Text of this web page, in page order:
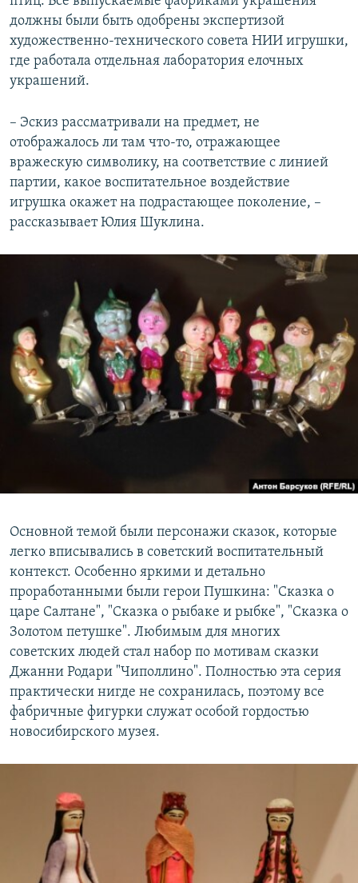
должны были быть одобрены экспертизой
художественно-технического совета НИИ игрушки,
где работала отдельная лаборатория елочных
украшений.
– Эскиз рассматривали на предмет, не
отображалось ли там что-то, отражающее
вражескую символику, на соответствие с линией
партии, какое воспитательное воздействие
игрушка окажет на подрастающее поколение, –
рассказывает Юлия Шуклина.
Основной темой были персонажи сказок, которые
легко вписывались в советский воспитательный
контекст. Особенно яркими и детально
проработанными были герои Пушкина: "Сказка о
царе Салтане", "Сказка о рыбаке и рыбке", "Сказка о
Золотом петушке". Любимым для многих
советских людей стал набор по мотивам сказки
Джанни Родари "Чиполлино". Полностью эта серия
практически нигде не сохранилась, поэтому все
фабричные фигурки служат особой гордостью
новосибирского музея.